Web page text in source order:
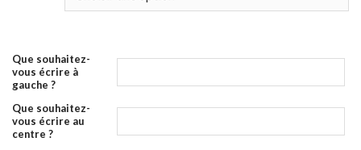
Que souhaitez-
vous écrire à
gauche ?
Que souhaitez-
vous écrire au
centre ?